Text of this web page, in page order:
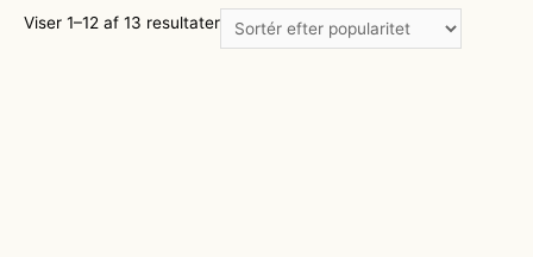
Viser 1–12 af 13 resultater